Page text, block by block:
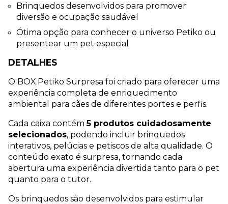
Brinquedos desenvolvidos para promover
diversão e ocupação saudável
Ótima opção para conhecer o universo Petiko ou
presentear um pet especial
DETALHES
O BOX.Petiko Surpresa foi criado para oferecer uma
experiência completa de enriquecimento
ambiental para cães de diferentes portes e perfis.
Cada caixa contém 5 produtos cuidadosamente
selecionados, podendo incluir brinquedos
interativos, pelúcias e petiscos de alta qualidade. O
conteúdo exato é surpresa, tornando cada
abertura uma experiência divertida tanto para o pet
quanto para o tutor.
Os brinquedos são desenvolvidos para estimular